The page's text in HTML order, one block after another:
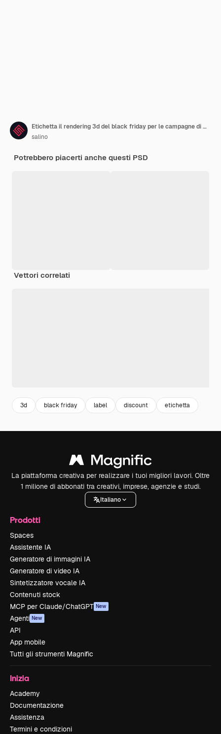
Etichetta il rendering 3d del black friday per le campagne di marketing in brasile in portoghese
salino
Potrebbero piacerti anche questi PSD
Vettori correlati
3d black friday label discount etichetta
La piattaforma creativa per realizzare i tuoi migliori lavori. Oltre
1 milione di abbonati tra creativi, imprese, agenzie e studi.
Italiano
Prodotti
Spaces
Assistente IA
Generatore di immagini IA
Generatore di video IA
Sintetizzatore vocale IA
Contenuti stock
MCP per Claude/ChatGPT New
Agenti New
API
App mobile
Tutti gli strumenti Magnific
Inizia
Academy
Documentazione
Assistenza
Termini e condizioni